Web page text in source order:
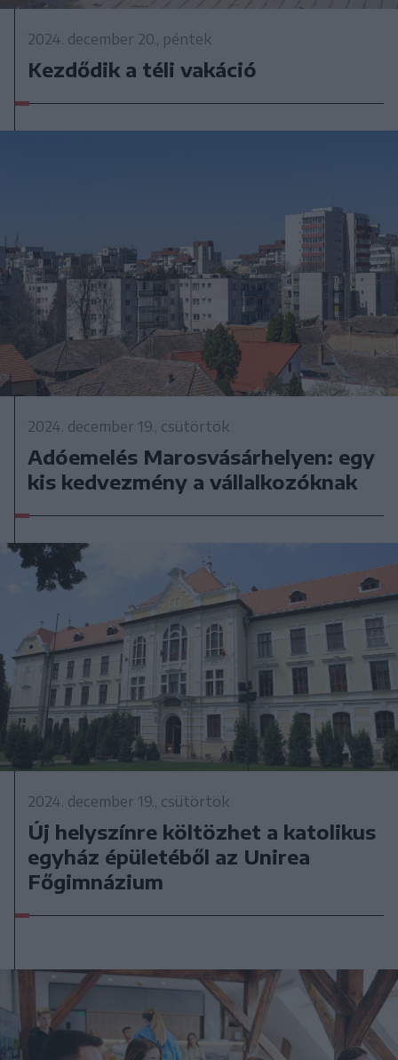
2024. december 20., péntek
Kezdődik a téli vakáció
2024. december 19., csütörtök
Adóemelés Marosvásárhelyen: egy
kis kedvezmény a vállalkozóknak
2024. december 19., csütörtök
Új helyszínre költözhet a katolikus
egyház épületéből az Unirea
Főgimnázium